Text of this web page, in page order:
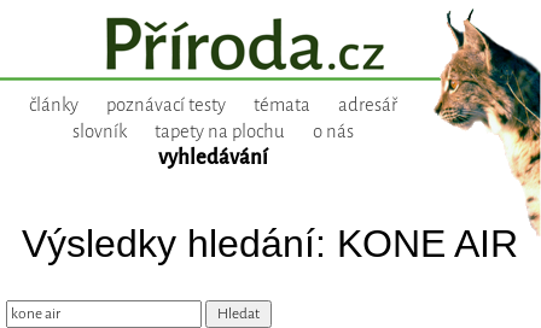
články poznávací testy témata
adresář
slovník
tapety na plochu o nás
vyhledávání
Výsledky hledání: KONE AIR